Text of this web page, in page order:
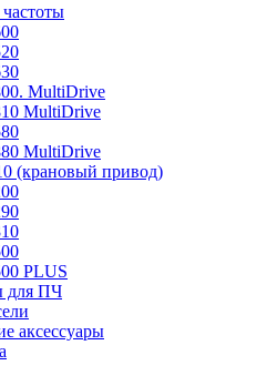
MultiDrive
MultiDrive
MultiDrive
(крановый привод)
PLUS
для ПЧ
аксессуары